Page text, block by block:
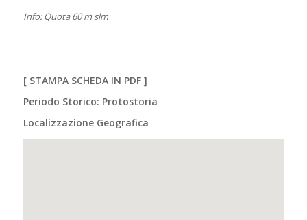
Info: Quota 60 m slm
[ STAMPA SCHEDA IN PDF]
Periodo Storico: Protostoria
Localizzazione Geografica